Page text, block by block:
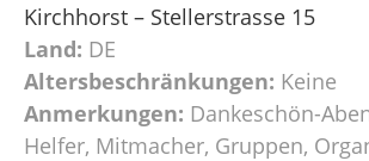
Kirchhorst – Stellerstrasse 15
Land: DE
Altersbeschränkungen: Keine
Anmerkungen: Dankeschön-
Helfer, Mitmacher, Gruppen,